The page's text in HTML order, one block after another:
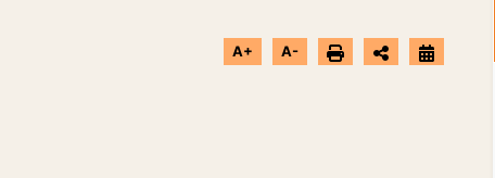
A+ A-